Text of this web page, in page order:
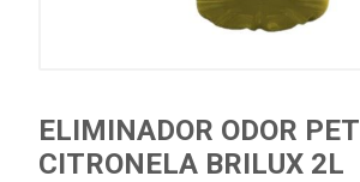
ELIMINADOR ODOR PET
CITRONELA BRILUX 2L